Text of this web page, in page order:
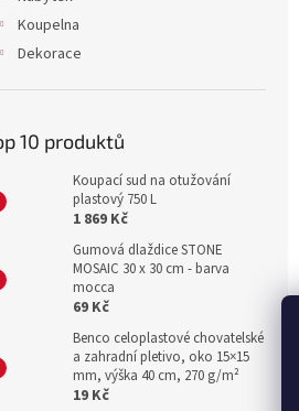
Koupelna
Dekorace
10 produktů
Koupací sud na otužování
plastový 750 L
1 869 Kč
Gumová dlaždice STONE
MOSAIC 30 x 30 cm - barva
mocca
69 Kč
Benco celoplastové chovatelské
a zahradní pletivo, oko 15×15
mm, výška 40 cm, 270 g/m²
19 Kč